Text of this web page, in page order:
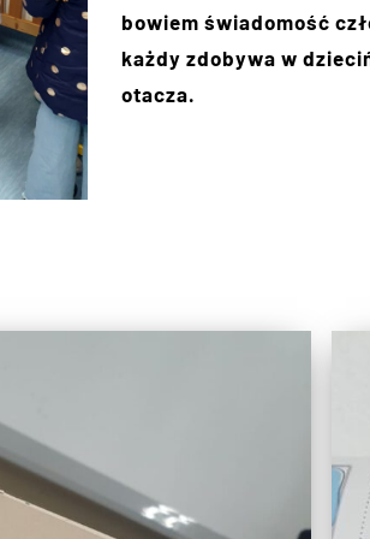
bowiem świadomość
każdy zdobywa w
otacza.